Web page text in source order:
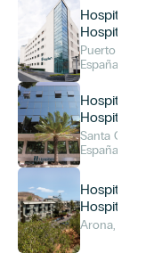
Hospital
Hospiten
Puerto de
España
Hospital
Hospiten
Santa Cruz
España
Hospital
Hospiten
Arona,